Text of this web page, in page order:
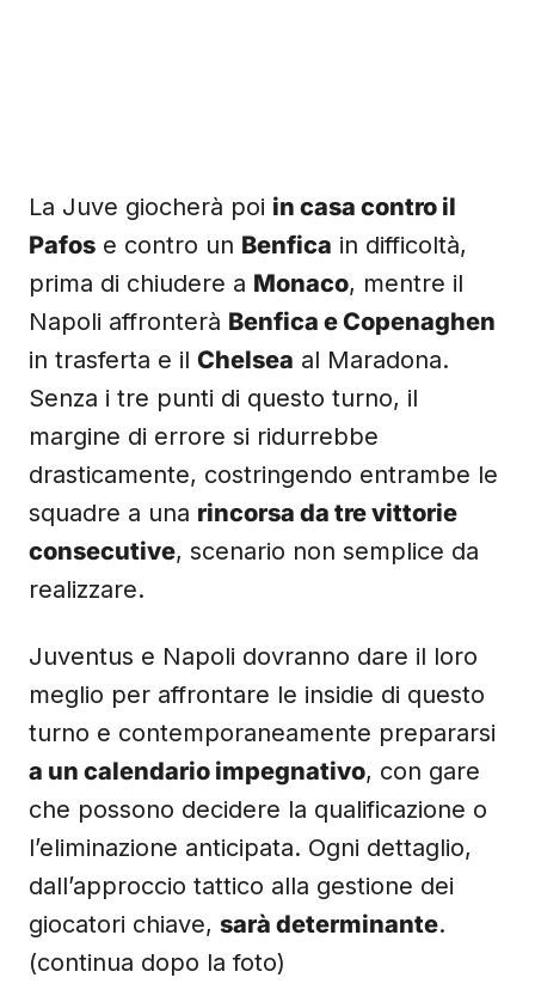
La Juve giocherà poi in casa contro il
Pafos e contro un Benfica in difficoltà,
prima di chiudere a Monaco, mentre il
Napoli affronterà Benfica e Copenaghen
in trasferta e il Chelsea al Maradona.
Senza i tre punti di questo turno, il
margine di errore si ridurrebbe
drasticamente, costringendo entrambe le
squadre a una rincorsa da tre vittorie
consecutive, scenario non semplice da
realizzare.
Juventus e Napoli dovranno dare il loro
meglio per affrontare le insidie di questo
turno e contemporaneamente prepararsi
a un calendario impegnativo, con gare
che possono decidere la qualificazione o
l’eliminazione anticipata. Ogni dettaglio,
dall’approccio tattico alla gestione dei
giocatori chiave, sarà determinante.
(continua dopo la foto)